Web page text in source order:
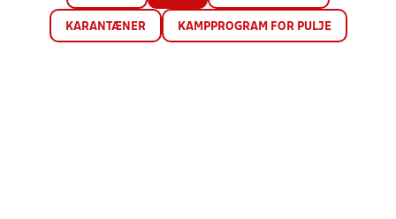
KARANTÆNER KAMPPROGRAM FOR PULJE